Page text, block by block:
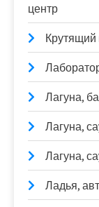
центр
Лагуна,
Лагуна,
Лагуна,
Ладья,